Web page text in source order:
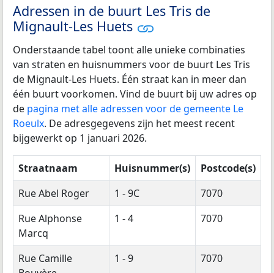
Adressen in de buurt Les Tris de
Mignault-Les Huets
Onderstaande tabel toont alle unieke combinaties
van straten en huisnummers voor de buurt Les Tris
de Mignault-Les Huets. Één straat kan in meer dan
één buurt voorkomen. Vind de buurt bij uw adres op
de pagina met alle adressen voor de gemeente Le
Roeulx. De adresgegevens zijn het meest recent
bijgewerkt op 1 januari 2026.
Straatnaam Huisnummer(s)
Postcode(s)
Rue Abel Roger
1 - 9C
7070
Rue Alphonse
Marcq
1 - 4 7070
Rue Camille
1 - 9 7070